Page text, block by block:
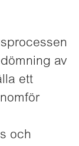
av
ett
och